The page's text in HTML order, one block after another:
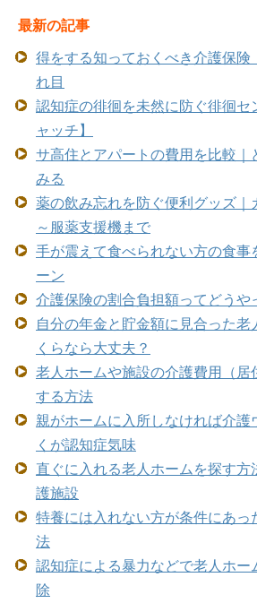
最新の記事
得をする知っておくべき介護保
れ目
認知症の徘徊を未然に防ぐ徘徊セ
ャッチ】
サ高住とアパートの費用を比較｜
みる
薬の飲み忘れを防ぐ便利グッズ｜
～服薬支援機まで
手が震えて食べられない方の食事
ーン
介護保険の割合負担額ってどうや
自分の年金と貯金額に見合った
くらなら大丈夫？
老人ホームや施設の介護費用（居
する方法
親がホームに入所しなければ介
くが認知症気味
直ぐに入れる老人ホームを探す方
護施設
特養には入れない方が条件にあっ
法
認知症による暴力などで老人ホー
除